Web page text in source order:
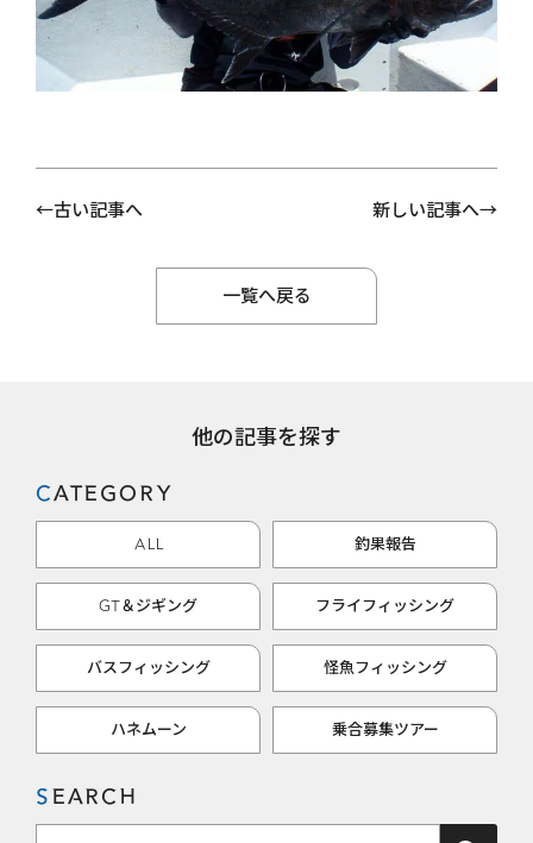
古い記事へ 新しい記事へ
一覧へ戻る
他の記事を探す
CATEGORY
ALL 釣果報告
GT＆ジギング フライフィッシング
バスフィッシング 怪魚フィッシング
ハネムーン 乗合募集ツアー
SEARCH